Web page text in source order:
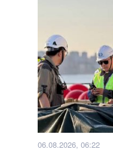
06.08.2026, 06:22